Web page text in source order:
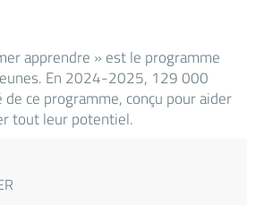
apprendre » est le programme
En 2024-2025, 129 000
ce programme, conçu pour aider
tout leur potentiel.